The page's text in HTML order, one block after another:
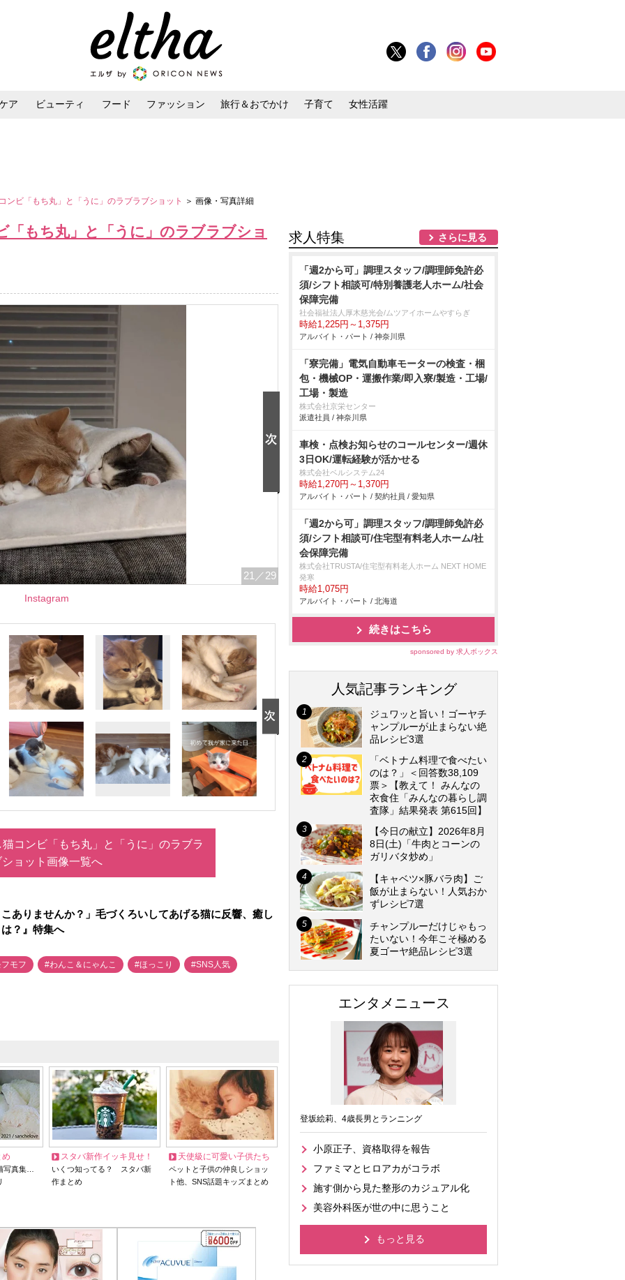
ア ビューティ フード ファッション 旅行＆おでかけ 子育て 女性活躍
ンビ「もち丸」と「うに」のラブラブショット ＞ 画像・写真詳細
「もち丸」と「うに」のラブラブショ
21 ／29
Instagram
コンビ「もち丸」と「うに」のラブラ
ョット画像一覧へ
ありませんか？」毛づくろいしてあげる猫に反響、癒し
？』特集へ
モフ #わんこ＆にゃんこ #ほっこり #SNS人気
め
写真集…
スタバ新作イッキ見せ！
いくつ知ってる？ スタバ新
作まとめ
天使級に可愛い子供たち
ペットと子供の仲良しショッ
ト他、SNS話題キッズまとめ
求人特集 さらに見る
「週2から可」調理スタッフ/調理師免許必
須/シフト相談可/特別養護老人ホーム/社会
保障完備
社会福祉法人厚木慈光会/ムツアイホームやすらぎ
時給1,225円～1,375円
アルバイト・パート / 神奈川県
「寮完備」電気自動車モーターの検査・梱
包・機械OP・運搬作業/即入寮/製造・工場/
工場・製造
株式会社京栄センター
派遣社員 / 神奈川県
車検・点検お知らせのコールセンター/週休
3日OK/運転経験が活かせる
株式会社ベルシステム24
時給1,270円～1,370円
アルバイト・パート / 契約社員 / 愛知県
「週2から可」調理スタッフ/調理師免許必
須/シフト相談可/住宅型有料老人ホーム/社
会保障完備
株式会社TRUSTA/住宅型有料老人ホーム NEXT HOME
発寒
時給1,075円
アルバイト・パート / 北海道
続きはこちら
sponsored by 求人ボックス
人気記事ランキング
ジュワッと旨い！ゴーヤチ
ャンプルーが止まらない絶
品レシピ3選
「ベトナム料理で食べたい
のは？」＜回答数38,109
票＞【教えて！ みんなの
衣食住「みんなの暮らし調
査隊」結果発表 第615回】
【今日の献立】2026年8月
8日(土)「牛肉とコーンの
ガリバタ炒め」
【キャベツ×豚バラ肉】ご
飯が止まらない！人気おか
ずレシピ7選
チャンプルーだけじゃもっ
たいない！今年こそ極める
夏ゴーヤ絶品レシピ3選
エンタメニュース
登坂絵莉、4歳長男とランニング
小原正子、資格取得を報告
ファミマとヒロアカがコラボ
施す側から見た整形のカジュアル化
美容外科医が世の中に思うこと
もっと見る